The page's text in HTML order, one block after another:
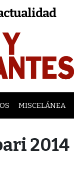
MISCELÁNEA
2014